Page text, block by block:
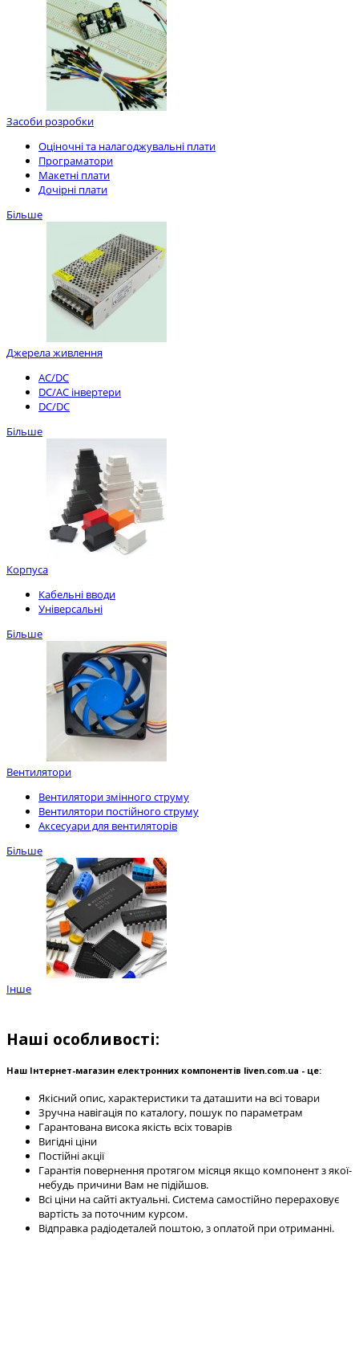
Засоби розробки
Оціночні та налагоджувальні плати
Програматори
Макетні плати
Дочірні плати
Більше
Джерела живлення
AC/DC
DC/AC інвертери
DC/DC
Більше
Корпуса
Кабельні вводи
Універсальні
Більше
Вентилятори
Вентилятори змінного струму
Вентилятори постійного струму
Аксесуари для вентиляторів
Більше
Інше
Наші особливості:
Наш Інтернет-магазин електронних компонентів liven.com.ua - це:
Якісний опис, характеристики та даташити на всі товари
Зручна навігація по каталогу, пошук по параметрам
Гарантована висока якість всіх товарів
Вигідні ціни
Постійні акції
Гарантія повернення протягом місяця якщо компонент з якої-
небудь причини Вам не підійшов.
Всі ціни на сайті актуальні. Система самостійно перераховує
вартість за поточним курсом.
Відправка радіодеталей поштою, з оплатой при отриманні.